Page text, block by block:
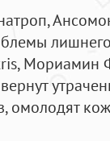
Мориамин
омолодят